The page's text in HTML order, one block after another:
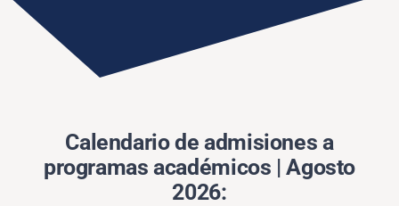
Calendario de admisiones a
programas académicos | Agosto
2026: